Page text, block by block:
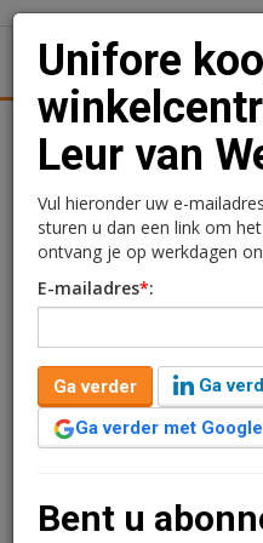
Unifore
van
Sandra Lissenberg
2 minuten leestijd
Belegger Unifore Real
Houte/Burchtplein, van
Unifore
Leur van
Vul hieronder uw e-
sturen u dan een link om
ontvang je op werkdagen
E-mailadres*:
Ga verder
Ga
Ga verder met Google
Bent u